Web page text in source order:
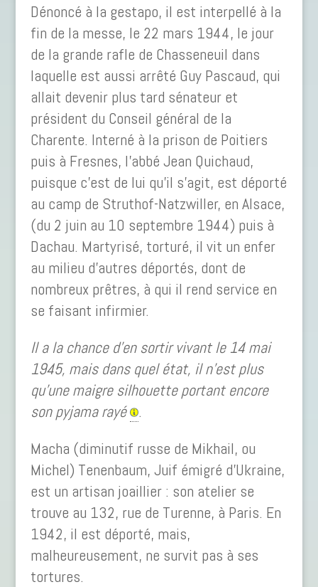
Dénoncé à la gestapo, il est interpellé à la
fin de la messe, le 22 mars 1944, le jour
de la grande rafle de Chasseneuil dans
laquelle est aussi arrêté Guy Pascaud, qui
allait devenir plus tard sénateur et
président du Conseil général de la
Charente. Interné à la prison de Poitiers
puis à Fresnes, l’abbé Jean Quichaud,
puisque c’est de lui qu’il s’agit, est déporté
au camp de Struthof-Natzwiller, en Alsace,
(du 2 juin au 10 septembre 1944) puis à
Dachau. Martyrisé, torturé, il vit un enfer
au milieu d’autres déportés, dont de
nombreux prêtres, à qui il rend service en
se faisant infirmier.
Il a la chance d’en sortir vivant le 14 mai
1945, mais dans quel état, il n’est plus
qu’une maigre silhouette portant encore
son pyjama rayé
.
Macha (diminutif russe de Mikhail, ou
Michel) Tenenbaum, Juif émigré d’Ukraine,
est un artisan joaillier : son atelier se
trouve au 132, rue de Turenne, à Paris. En
1942, il est déporté, mais,
malheureusement, ne survit pas à ses
tortures.